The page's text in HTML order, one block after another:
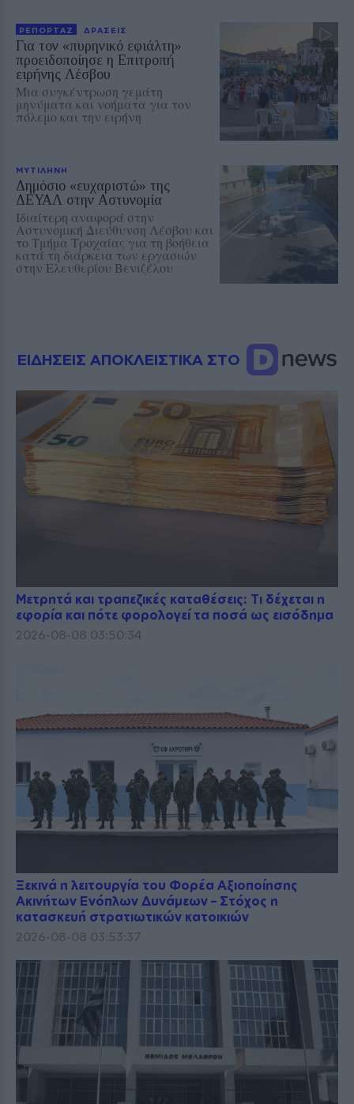
ΡΕΠΟΡΤΑΖ ΔΡΑΣΕΙΣ
Για τον «πυρηνικό εφιάλτη»
προειδοποίησε η Επιτροπή
ειρήνης Λέσβου
Μια συγκέντρωση γεμάτη
μηνύματα και νοήματα για τον
πόλεμο και την ειρήνη
ΜΥΤΙΛΗΝΗ
Δημόσιο «ευχαριστώ» της
ΔΕΥΑΛ στην Αστυνομία
Ιδιαίτερη αναφορά στην
Αστυνομική Διεύθυνση Λέσβου και
το Τμήμα Τροχαίας για τη βοήθεια
κατά τη διάρκεια των εργασιών
στην Ελευθερίου Βενιζέλου
ΕΙΔΗΣΕΙΣ ΑΠΟΚΛΕΙΣΤΙΚΑ ΣΤΟ
Μετρητά και τραπεζικές καταθέσεις: Τι δέχεται η
εφορία και πότε φορολογεί τα ποσά ως εισόδημα
2026-08-08 03:50:34
Ξεκινά η λειτουργία του Φορέα Αξιοποίησης
Ακινήτων Ενόπλων Δυνάμεων – Στόχος η
κατασκευή στρατιωτικών κατοικιών
2026-08-08 03:53:37